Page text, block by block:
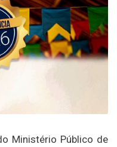
Ministério Público de